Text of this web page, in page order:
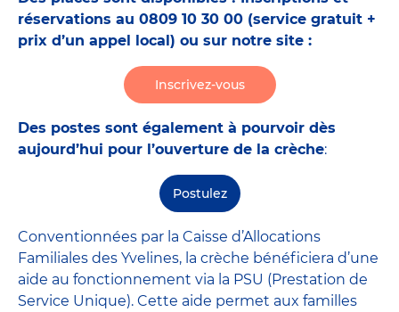
réservations au 0809 10 30 00 (service gratuit +
prix d’un appel local) ou sur notre site :
Inscrivez-vous
Des postes sont également à pourvoir dès
aujourd’hui pour l’ouverture de la crèche:
Postulez
Conventionnées par la Caisse d’Allocations
Familiales des Yvelines, la crèche bénéficiera d’une
aide au fonctionnement via la PSU (Prestation de
Service Unique). Cette aide permet aux familles